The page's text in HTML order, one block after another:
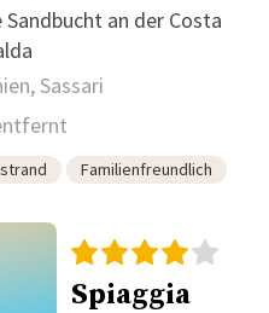
Sandbucht an der Costa
Sassari
Familienfreundlich
Spiaggia